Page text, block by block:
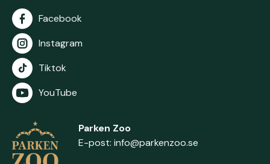
Facebook
Instagram
Tiktok
YouTube
Parken Zoo
E-post: info@parkenzoo.se